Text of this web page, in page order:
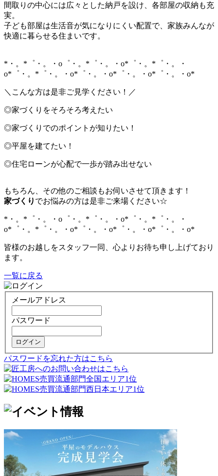
間取りの中心には広々とした納戸を設け、各部屋の収納も充
実。
子ども部屋は生活音が気になりにくい配置で、家族みんなが
快適に暮らせる住まいです。
*・。*゜・。・o゜・。*゜・。・o*゜・。*゜・。・
o*゜・。*゜・。・o*゜・。・o*゜・。・o*゜・。・o*
＼こんな方は是非ご見学ください！／
◎家づくりをそろそろ考えたい
◎家づくりでのポイントが知りたい！
◎平屋を建てたい！
◎住宅ローンが心配で一歩が踏み出せない
もちろん、その他のご相談もお伺いさせて頂きます！
家づくり でお悩みの方は是非ご来場ください☆
*・。*゜・。・o゜・。*゜・。・o*゜・。*゜・。・
o*゜・。*゜・。・o*゜・。・o*゜・。・o*゜・。・o*
皆様のお越しをスタッフ一同、心よりお待ち申し上げており
ます。
一覧に戻る
メールアドレス
パスワード
ログイン
パスワードを忘れた方はこちら